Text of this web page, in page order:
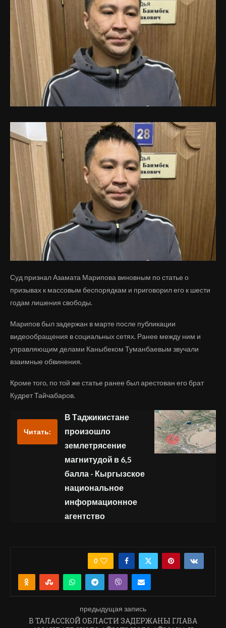
Суд признал Азамата Марипова виновным по статье о
призывах к массовым беспорядкам и приговорил его к шести
годам лишения свободы.
Марипов был задержан в марте после публикации
видеообращения в социальных сетях. Ранее между ним и
управляющим делами Каныбеком Туманбаевым звучали
взаимные обвинения.
Кроме того, по той же статье ранее был арестован его брат
Кудрет Тайчабаров.
Читать:
В Таджикистане
произошло
землетрясение
магнитудой в 6,5
балла - Кыргызское
национальное
информационное
агентство
0
предыдущая запись
В ТАЛАССКОЙ ОБЛАСТИ ЗАДЕРЖАНЫ ГЛАВА